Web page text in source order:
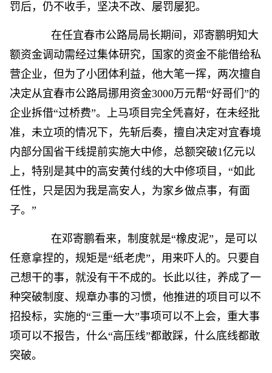
罚后，仍不收手，坚决不改、屡罚屡犯。
在任宜春市公路局局长期间，邓寄鹏明知大
额资金调动需经过集体研究，国家的资金不能借给私
营企业，但为了小团体利益，他大笔一挥，两次擅自
决定从宜春市公路局挪用资金3000万元帮“好哥们”的
企业拆借“过桥费”。上马项目完全凭喜好，在未经批
准，未立项的情况下，先斩后奏，擅自决定对宜春境
内部分国省干线提前实施大中修，总额突破1亿元以
上，特别是其中的高安黄付线的大中修项目，“如此
任性，只是因为我是高安人，为家乡做点事，有面
子。”
在邓寄鹏看来，制度就是“橡皮泥”，是可以
任意拿捏的，规矩是“纸老虎”，用来吓人的。只要自
己想干的事，就没有干不成的。长此以往，养成了一
种突破制度、规章办事的习惯，他推进的项目可以不
招投标，实施的“三重一大”事项可以不上会，重大事
项可以不报告，什么“高压线”都敢踩，什么底线都敢
突破。